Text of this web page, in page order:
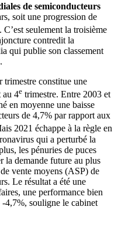
de semiconducteurs
soit une progression de
C’est seulement la troisième
contredit la
qui publie son classement
constitue une
au 4e trimestre. Entre 2003 et
en moyenne une baisse
de 4,7% par rapport aux
2021 échappe à la règle en
qui a perturbé la
les pénuries de puces
la demande future au plus
vente moyens (ASP) de
Le résultat a été une
une performance bien
4,7%, souligne le cabinet